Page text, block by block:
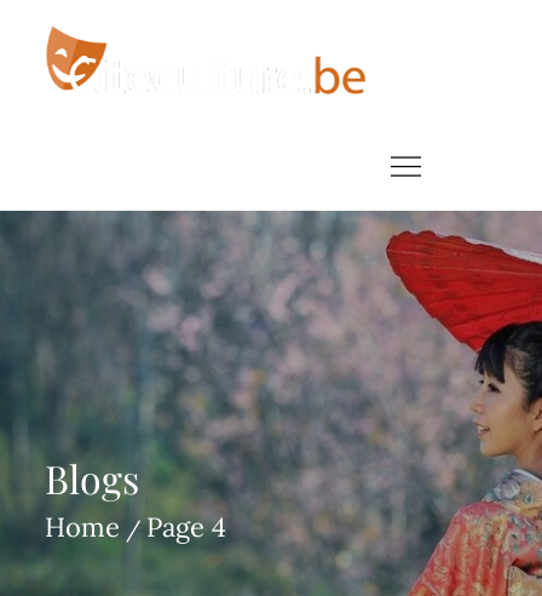
content
Blogs
Home Page 4